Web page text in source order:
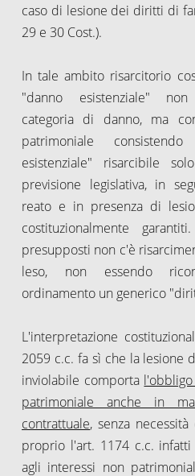
caso di lesione dei diritti di
29 e 30 Cost.).
In tale ambito risarcitorio
"danno esistenziale"
categoria di danno, ma
patrimoniale
esistenziale" risarcibile
previsione legislativa, in
reato e in presenza di
costituzionalmente
presupposti non c'è
leso, non essendo
ordinamento un generico
L'interpretazione
2059 c.c. fa sì che la lesione
inviolabile comporta
patrimoniale anche in
contrattuale, senza
proprio l'art. 1174 c.c.
agli interessi non